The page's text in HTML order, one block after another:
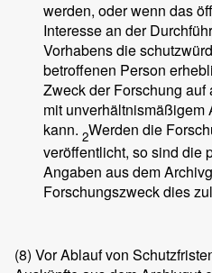
werden, oder wenn das
Interesse an der
Vorhabens die
betroffenen Person
Zweck der Forschung
mit unverhältnismäßigem
kann. 2Werden die
veröffentlicht, so sind die
Angaben aus dem
Forschungszweck dies
(8) Vor Ablauf von